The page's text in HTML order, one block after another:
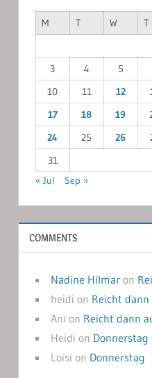
M T W T
3
4 5
10
11 12
17
18 19
24
25 26
31
« Jul
Sep »
COMMENTS
Nadine Hilmaron
heidi on Reicht dann
Ani on Reicht dann
Heidi on Donnerstag
Loisi on Donnerstag